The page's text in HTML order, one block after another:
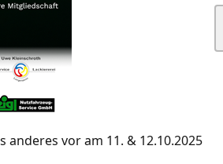
vor am 11. & 12.10.2025